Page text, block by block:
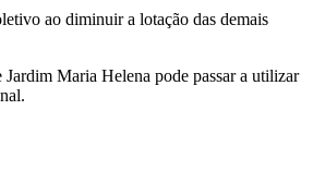
ao diminuir a lotação das demais
Maria Helena pode passar a utilizar